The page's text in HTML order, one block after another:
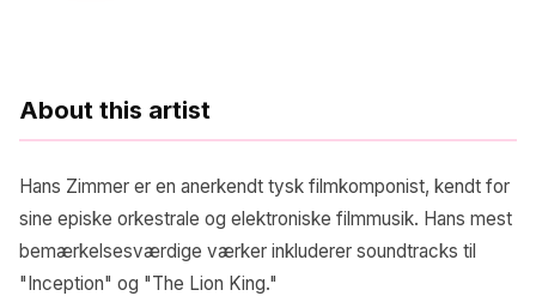
About this artist
Hans Zimmer er en anerkendt tysk filmkomponist, kendt for
sine episke orkestrale og elektroniske filmmusik. Hans mest
bemærkelsesværdige værker inkluderer soundtracks til
"Inception" og "The Lion King."